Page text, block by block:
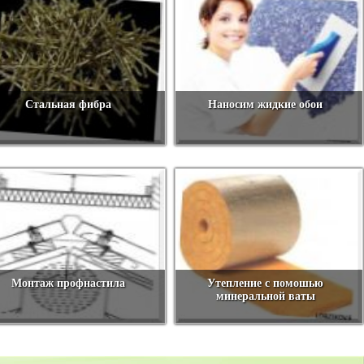
Стальная фибра Наносим жидкие обои
Монтаж профнастила
Утепление с помошью
минеральной ваты